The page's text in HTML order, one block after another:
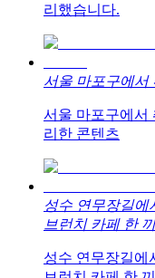
리했습니다.
서울 마포구에서
서울 마포구에서
리한 콘텐츠
성수 연무장길에
브런치 카페 한 끼
성수 연무장길에